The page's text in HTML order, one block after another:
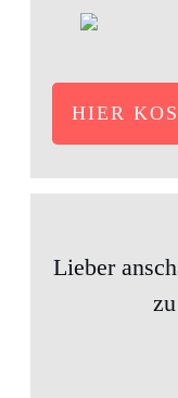
HIER
Lieber